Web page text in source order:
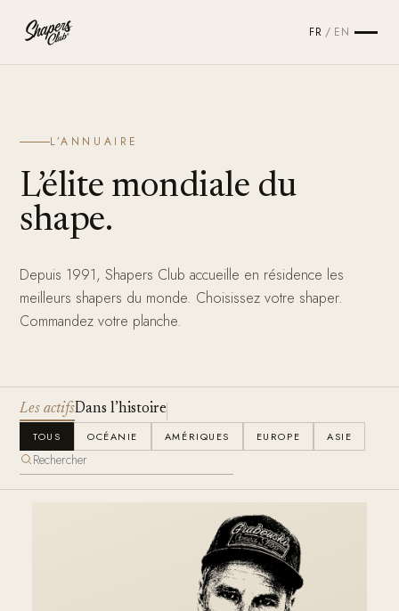
FR / EN
L’ANNUAIRE
L’élite mondiale du
shape.
Depuis 1991, Shapers Club accueille en résidence les
meilleurs shapers du monde. Choisissez votre shaper.
Commandez votre planche.
Les actifsDans l’histoire
TOUS OCÉANIE AMÉRIQUES EUROPE ASIE